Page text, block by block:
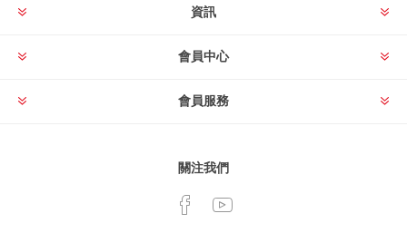
資訊
會員中心
會員服務
關注我們